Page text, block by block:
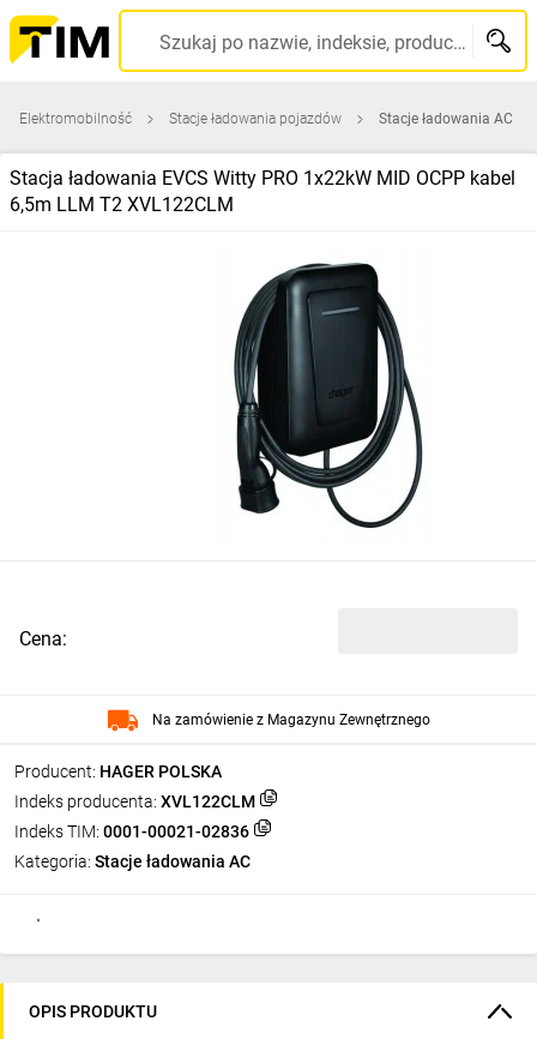
Szukaj po nazwie, indeksie, producencie, kodzie kreskowym...
Elektromobilność Stacje ładowania pojazdów Stacje ładowania AC
Stacja ładowania EVCS Witty PRO 1x22kW MID OCPP kabel
6,5m LLM T2 XVL122CLM
Producent: HAGER POLSKA
Indeks producenta: XVL122CLM
Indeks TIM: 0001-00021-02836
Kategoria: Stacje ładowania AC
Cena:
Na zamówienie z Magazynu Zewnętrznego
OPIS PRODUKTU